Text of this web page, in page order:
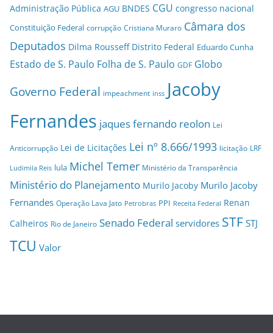
Administração Pública AGU BNDES CGU congresso nacional
Constituição Federal corrupção Cristiana Muraro Câmara dos
Deputados Dilma Rousseff Distrito Federal Eduardo Cunha
Estado de S. Paulo Folha de S. Paulo GDF Globo
Governo Federal impeachment inss Jacoby
Fernandes jaques fernando reolon Lei
Anticorrupção Lei de Licitações Lei nº 8.666/1993 licitação LRF
Ludimila Reis lula Michel Temer Ministério da Transparência
Ministério do Planejamento Murilo Jacoby Murilo Jacoby
Fernandes Operação Lava Jato Petrobras PPI Receita Federal Renan
Calheiros Rio de Janeiro Senado Federal servidores STF STJ
TCU Valor